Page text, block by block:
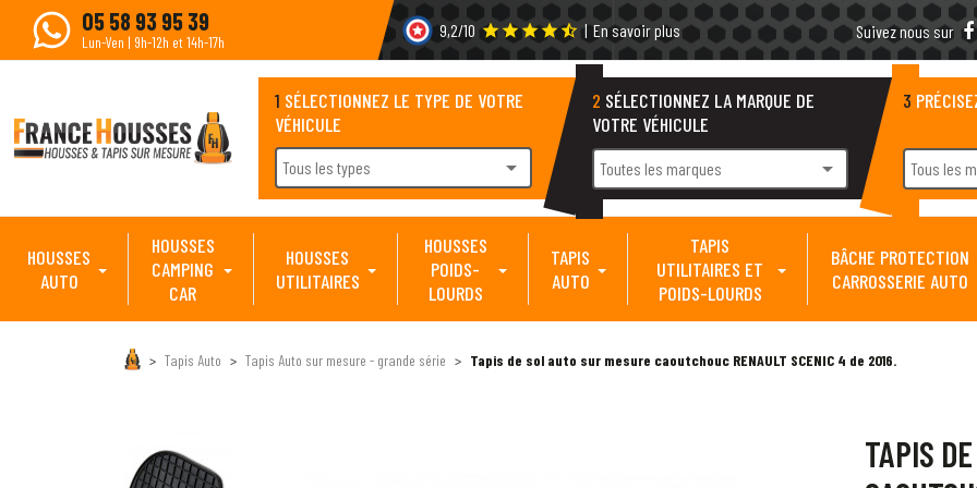
05 58 93 95 39
Lun-Ven | 9h-12h et 14h-17h
9,2/10 star starstarstarstar_half | En savoir plus Suivez nous sur
1 SÉLECTIONNEZ LE TYPE DE VOTRE
VÉHICULE
Tous les types arrow_drop_down
2 SÉLECTIONNEZ LA MARQUE DE
VOTRE VÉHICULE
Toutes les marques arrow_drop_down
3
Tous les
HOUSSES
AUTO
HOUSSES
CAMPING
CAR
HOUSSES
UTILITAIRES
HOUSSES
POIDS-
LOURDS
TAPIS
AUTO
TAPIS
UTILITAIRES ET
POIDS-LOURDS
BÂCHE PROTECTION
CARROSSERIE AUTO
Tapis Auto Tapis Auto sur mesure - grande série Tapis de sol auto sur mesure caoutchouc RENAULT SCENIC 4 de 2016.
TAPIS